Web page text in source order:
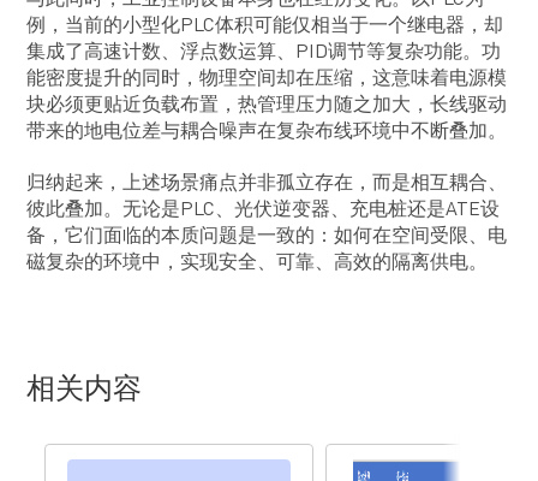
例，当前的小型化PLC体积可能仅相当于一个继电器，却
集成了高速计数、浮点数运算、PID调节等复杂功能。功
能密度提升的同时，物理空间却在压缩，这意味着电源模
块必须更贴近负载布置，热管理压力随之加大，长线驱动
带来的地电位差与耦合噪声在复杂布线环境中不断叠加。
归纳起来，上述场景痛点并非孤立存在，而是相互耦合、
彼此叠加。无论是PLC、光伏逆变器、充电桩还是ATE设
备，它们面临的本质问题是一致的：如何在空间受限、电
磁复杂的环境中，实现安全、可靠、高效的隔离供电。
相关内容